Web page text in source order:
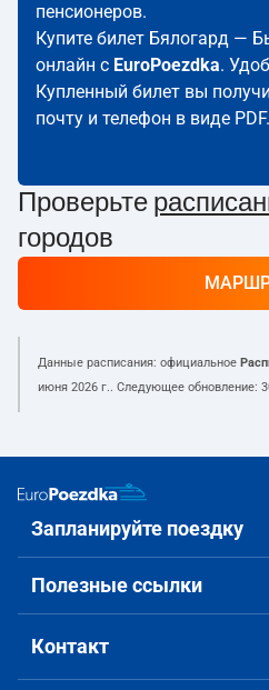
пенсионеров.
Купите билет Бялогард —
онлайн с EuroPoezdka.
Купленный билет вы
почту и телефон в виде PDF.
Проверьте
городов
Данные расписания: официальное
июня 2026 г.. Следующее обновление:
Запланируйте поездку
Полезные ссылки
Контакт